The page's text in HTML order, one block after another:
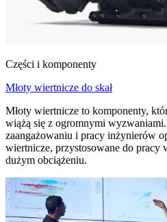
Części i komponenty
Młoty wiertnicze do skał
Młoty wiertnicze to komponenty,
wiążą się z ogromnymi
zaangażowaniu i pracy inżynierów
wiertnicze, przystosowane do
dużym obciążeniu.